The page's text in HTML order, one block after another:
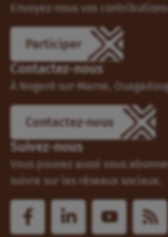
Envoyez-nous vos
Participer
Contactez-nous
À Nogent-sur-Marne,
Contactez-nous
Suivez-nous
Vous pouvez aussi vous
suivre sur les réseaux sociaux.